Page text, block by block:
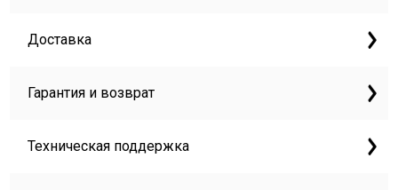
Доставка
Гарантия и возврат
Техническая поддержка